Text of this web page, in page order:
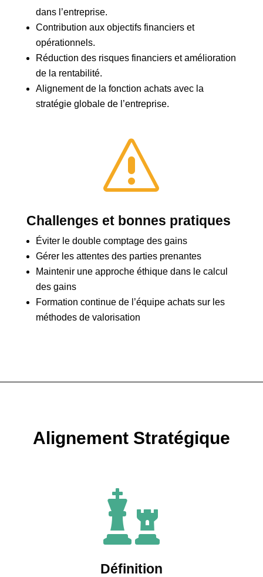
dans l’entreprise.
Contribution aux objectifs financiers et
opérationnels.
Réduction des risques financiers et amélioration
de la rentabilité.
Alignement de la fonction achats avec la
stratégie globale de l’entreprise.
s
Challenges et bonnes pratiques
Éviter le double comptage des gains
Gérer les attentes des parties prenantes
Maintenir une approche éthique dans le calcul
des gains
Formation continue de l’équipe achats sur les
méthodes de valorisation
Alignement Stratégique

Définition